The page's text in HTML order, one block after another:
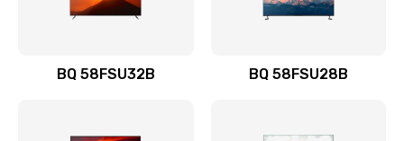
BQ 58FSU32B BQ 58FSU28B